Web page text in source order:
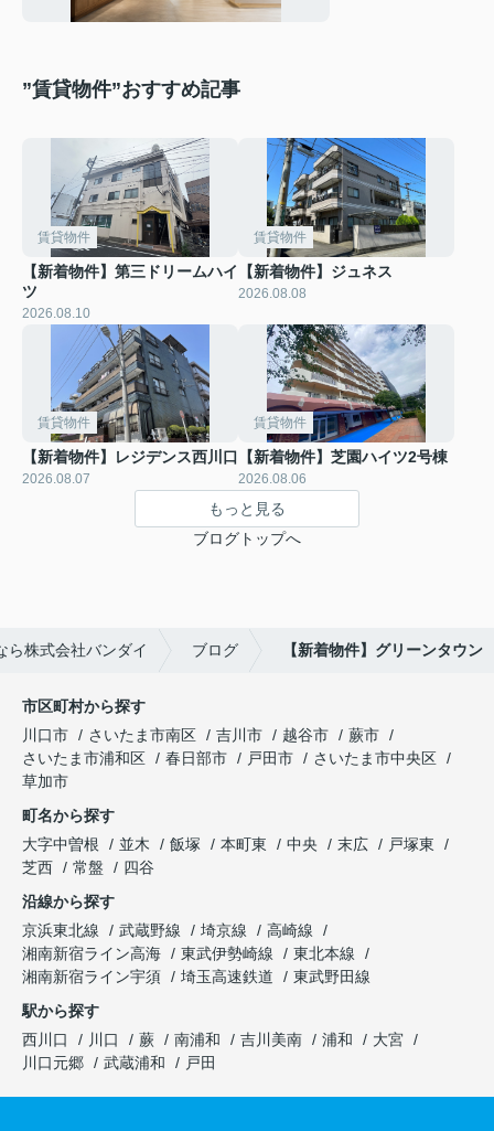
”賃貸物件”おすすめ記事
賃貸物件
【新着物件】第三ドリームハイ
ツ
2026.08.10
賃貸物件
【新着物件】ジュネス
2026.08.08
賃貸物件
【新着物件】レジデンス西川口
2026.08.07
賃貸物件
【新着物件】芝園ハイツ2号棟
2026.08.06
もっと見る
ブログトップへ
ら株式会社バンダイ ブログ 【新着物件】グリーンタウン
市区町村から探す
川口市
さいたま市南区 吉川市 越谷市
蕨市
さいたま市浦和区
春日部市 戸田市
さいたま市中央区
草加市
町名から探す
大字中曽根
並木 飯塚 本町東 中央 末広
戸塚東
芝西
常盤
四谷
沿線から探す
京浜東北線
武蔵野線 埼京線
高崎線
湘南新宿ライン高海
東武伊勢崎線
東北本線
湘南新宿ライン宇須
埼玉高速鉄道
東武野田線
駅から探す
西川口
川口 蕨 南浦和 吉川美南 浦和
大宮
川口元郷
武蔵浦和 戸田